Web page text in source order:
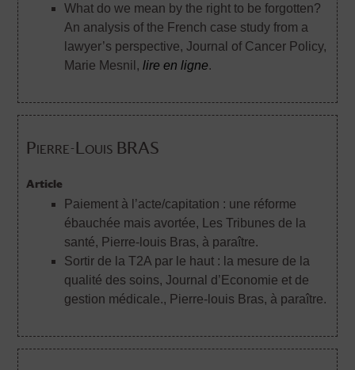
What do we mean by the right to be forgotten?
An analysis of the French case study from a
lawyer’s perspective, Journal of Cancer Policy,
Marie Mesnil,lire en ligne.
Pierre-Louis BRAS
Article
Paiement à l’acte/capitation : une réforme
ébauchée mais avortée, Les Tribunes de la
santé, Pierre-louis Bras, à paraître.
Sortir de la T2A par le haut : la mesure de la
qualité des soins, Journal d’Economie et de
gestion médicale., Pierre-louis Bras, à paraître.